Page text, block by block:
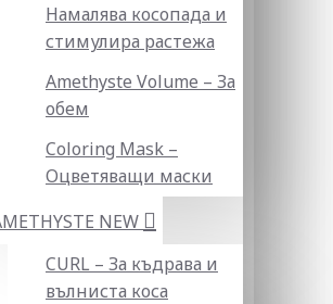
Намалява косопада и
стимулира растежа
Amethyste Volume – За
обем
Coloring Mask –
Оцветяващи маски
NEW
CURL – За къдрава и
вълниста коса